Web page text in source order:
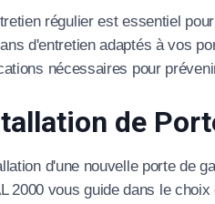
régulier est essentiel
d'entretien adaptés à vos
nécessaires pour
de
d'une nouvelle porte de
2000 vous guide dans le
Téléphone
* Champs